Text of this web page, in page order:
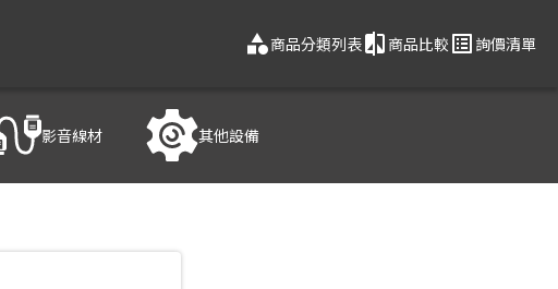
category商品分類列表compare商品比較 list_alt 詢價清單
影音線材 其他設備